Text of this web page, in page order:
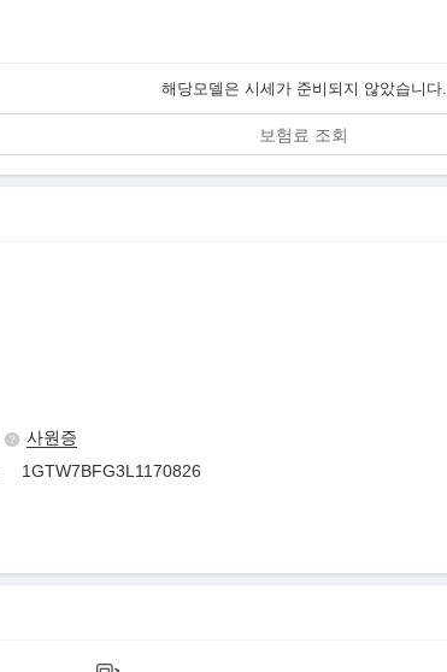
해당모델은 시세가 준비되지 않았습니다.
보험료 조회
사원증
1GTW7BFG3L1170826